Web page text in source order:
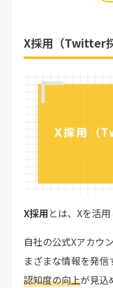
X採用のデメリット
炎上リスクがある
継続して発信し続け
求職者からの連絡
新機能「X Hiring」
X採用（Twitter
X採用とは、Xを活用
自社の公式Xアカウ
まざまな情報を発信
認知度の向上が見込